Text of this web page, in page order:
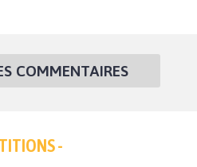
COMMENTAIRES
-